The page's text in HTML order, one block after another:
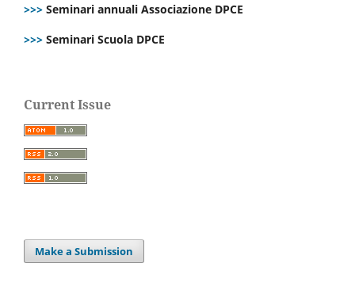
>>> Seminari annuali Associazione DPCE
>>> Seminari Scuola DPCE
Current Issue
Make a Submission